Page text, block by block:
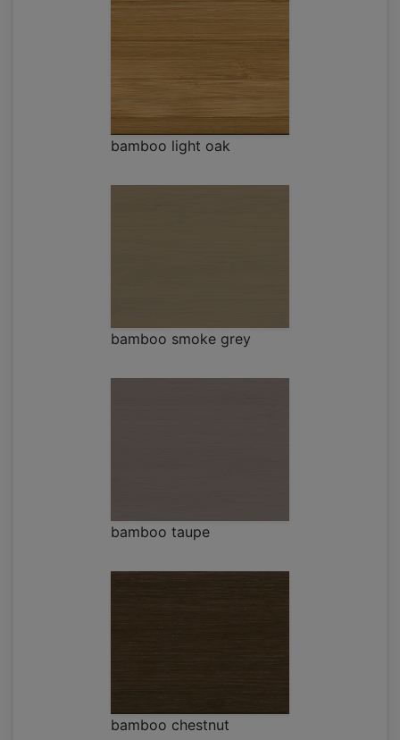
bamboo light oak
bamboo smoke grey
bamboo taupe
bamboo chestnut